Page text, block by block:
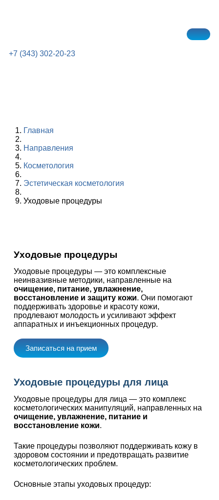
+7 (343) 302-20-23
Главная
Направления
Косметология
Эстетическая косметология
Уходовые процедуры
Уходовые процедуры
Уходовые процедуры — это комплексные
неинвазивные методики, направленные на
очищение, питание, увлажнение,
восстановление и защиту кожи. Они помогают
поддерживать здоровье и красоту кожи,
продлевают молодость и усиливают эффект
аппаратных и инъекционных процедур.
Записаться на прием
Уходовые процедуры для лица
Уходовые процедуры для лица — это комплекс
косметологических манипуляций, направленных на
очищение, увлажнение, питание и
восстановление кожи.
Такие процедуры позволяют поддерживать кожу в
здоровом состоянии и предотвращать развитие
косметологических проблем.
Основные этапы уходовых процедур: